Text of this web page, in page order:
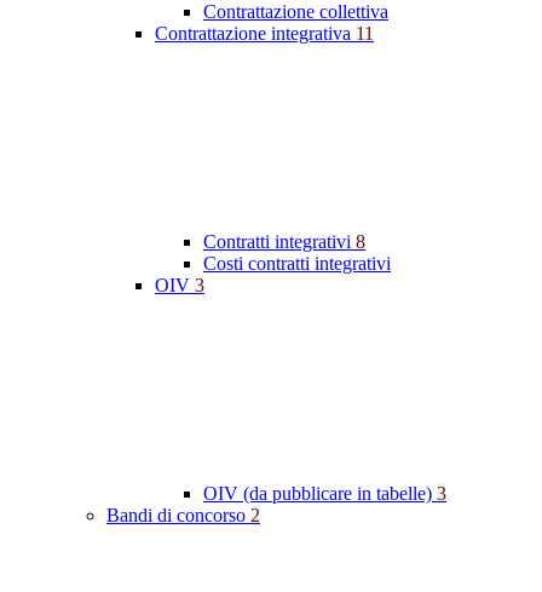
Contrattazione collettiva
Contrattazione integrativa 11
Contratti integrativi 8
Costi contratti integrativi
OIV 3
OIV (da pubblicare in tabelle) 3
Bandi di concorso 2